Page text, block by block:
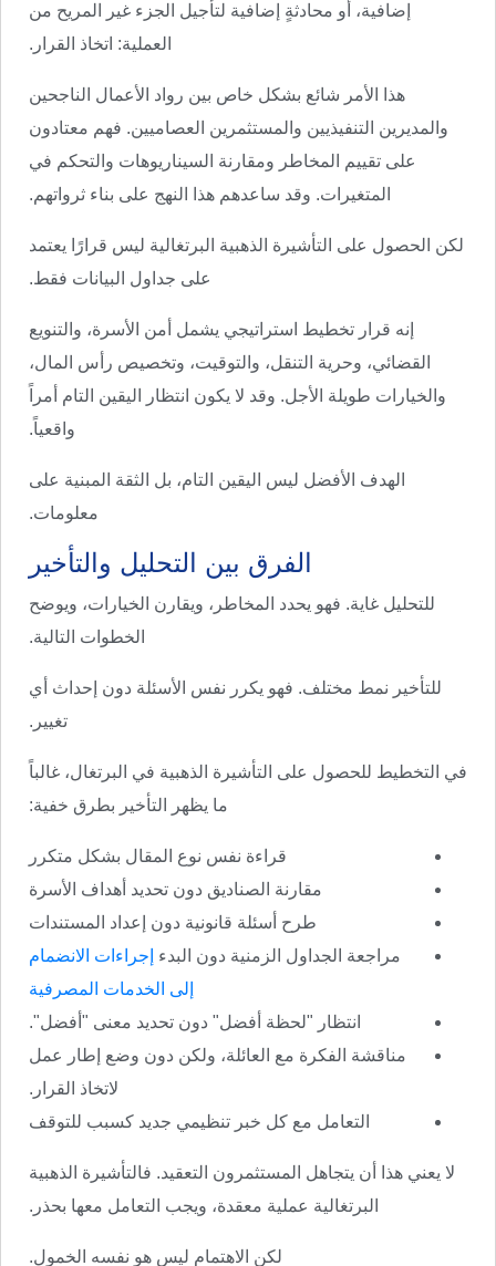
إضافية، أو محادثةٍ إضافية لتأجيل الجزء غير المريح من
العملية: اتخاذ القرار.
هذا الأمر شائع بشكل خاص بين رواد الأعمال الناجحين
والمديرين التنفيذيين والمستثمرين العصاميين. فهم معتادون
على تقييم المخاطر ومقارنة السيناريوهات والتحكم في
المتغيرات. وقد ساعدهم هذا النهج على بناء ثرواتهم.
لكن الحصول على التأشيرة الذهبية البرتغالية ليس قرارًا يعتمد
على جداول البيانات فقط.
إنه قرار تخطيط استراتيجي يشمل أمن الأسرة، والتنويع
القضائي، وحرية التنقل، والتوقيت، وتخصيص رأس المال،
والخيارات طويلة الأجل. وقد لا يكون انتظار اليقين التام أمراً
واقعياً.
الهدف الأفضل ليس اليقين التام، بل الثقة المبنية على
معلومات.
الفرق بين التحليل والتأخير
للتحليل غاية. فهو يحدد المخاطر، ويقارن الخيارات، ويوضح
الخطوات التالية.
للتأخير نمط مختلف. فهو يكرر نفس الأسئلة دون إحداث أي
تغيير.
في التخطيط للحصول على التأشيرة الذهبية في البرتغال، غالباً
ما يظهر التأخير بطرق خفية:
قراءة نفس نوع المقال بشكل متكرر
مقارنة الصناديق دون تحديد أهداف الأسرة
طرح أسئلة قانونية دون إعداد المستندات
مراجعة الجداول الزمنية دون البدء إجراءات الانضمام
إلى الخدمات المصرفية
انتظار "لحظة أفضل" دون تحديد معنى "أفضل".
مناقشة الفكرة مع العائلة، ولكن دون وضع إطار عمل
لاتخاذ القرار.
التعامل مع كل خبر تنظيمي جديد كسبب للتوقف
لا يعني هذا أن يتجاهل المستثمرون التعقيد. فالتأشيرة الذهبية
البرتغالية عملية معقدة، ويجب التعامل معها بحذر.
لكن الاهتمام ليس هو نفسه الخمول.